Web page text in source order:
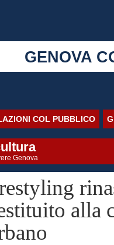
GENOVA
COL PUBBLICO
Genova
alla